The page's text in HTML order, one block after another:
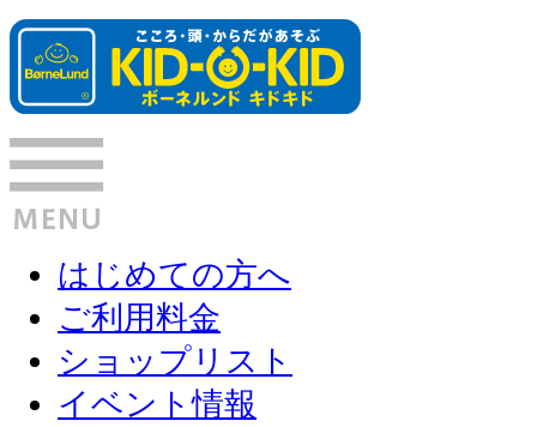
はじめての方へ
ご利用料金
ショップリスト
イベント情報